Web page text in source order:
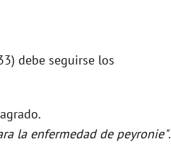
debe seguirse los
la enfermedad de peyronie".